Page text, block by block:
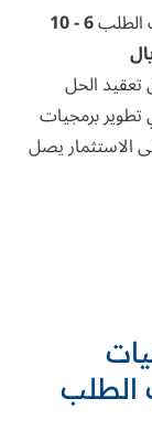
الطلب
6 - 10
ريال
تعقيد الحل
برمجيات
الاستثمار يصل